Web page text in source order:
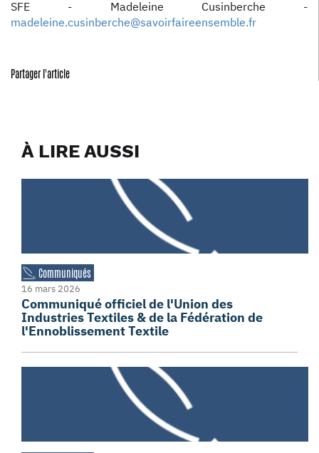
SFE - Madeleine Cusinberche -
madeleine.cusinberche@savoirfaireensemble.fr
Partager l'article
À LIRE AUSSI
Communiqués
16 mars 2026
Communiqué officiel de l'Union des
Industries Textiles & de la Fédération de
l'Ennoblissement Textile